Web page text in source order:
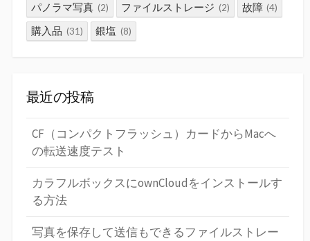
パノラマ写真 (2) ファイルストレージ (2) 故障 (4)
購入品 (31) 銀塩 (8)
最近の投稿
CF（コンパクトフラッシュ）カードからMacへ
の転送速度テスト
カラフルボックスにownCloudをインストールす
る方法
写真を保存して送信もできるファイルストレー